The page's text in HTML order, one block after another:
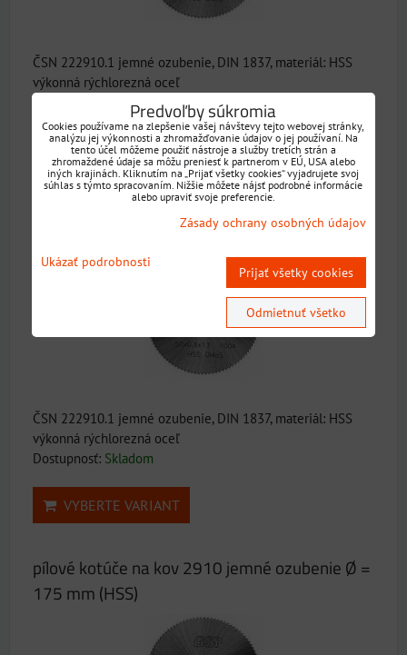
ČSN 222910.1 jemné ozubenie, DIN 1837, materiál: HSS
výkonná rýchlorezná oceľ
Skladom
VYBERTE VARIANT
pílové kotúče na kov 2910 jemné ozubenie Ø =
ČSN 222910.1 jemné ozubenie, DIN 1837, materiál: HSS
výkonná rýchlorezná oceľ
Dostupnosť: Skladom
VYBERTE VARIANT
pílové kotúče na kov 2910 jemné ozubenie Ø =
175 mm (HSS)
Predvoľby súkromia
Cookies používame na zlepšenie vašej návštevy tejto webovej stránky,
analýzu jej výkonnosti a zhromažďovanie údajov o jej používaní. Na
tento účel môžeme použiť nástroje a služby tretích strán a
zhromaždené údaje sa môžu preniesť k partnerom v EÚ, USA alebo
iných krajinách. Kliknutím na „Prijať všetky cookies“ vyjadrujete svoj
súhlas s týmto spracovaním. Nižšie môžete nájsť podrobné informácie
alebo upraviť svoje preferencie.
Zásady ochrany osobných údajov
Ukázať podrobnosti
Prijať všetky cookies
Odmietnuť všetko